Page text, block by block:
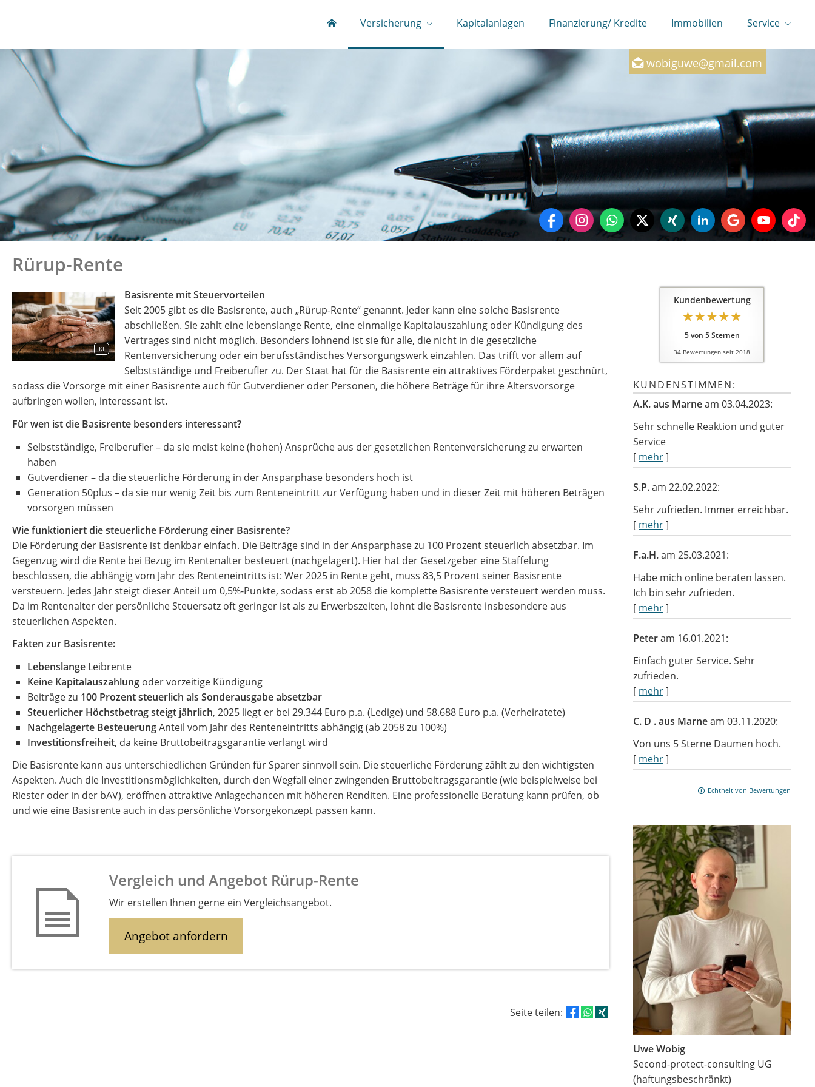
Versicherung Kapitalanlagen Finanzierung/ Kredite Immobilien Service
wobiguwe@gmail.com
Kundenbewertung
5von 5Sternen
34 Bewertungen seit 2018
KUNDENSTIMMEN:
A.K. aus Marneam 03.04.2023:
Sehr schnelle Reaktion und guter
Service
[ mehr]
S.P.am 22.02.2022:
Sehr zufrieden. Immer erreichbar.
[ mehr]
F.a.H.am 25.03.2021:
Habe mich online beraten lassen.
Ich bin sehr zufrieden.
[ mehr]
Peteram 16.01.2021:
Einfach guter Service. Sehr
zufrieden.
[ mehr]
C. D . aus Marneam 03.11.2020:
Von uns 5 Sterne Daumen hoch.
[ mehr]
Echtheit von Bewertungen
Uwe Wobig
Second-protect-consulting UG
(haftungsbeschränkt)
Rürup-Rente
KI
Basisrente mit Steuervorteilen
Seit 2005 gibt es die Basisrente, auch „Rürup-Rente“ genannt. Jeder kann eine solche Basisrente
abschließen. Sie zahlt eine lebenslange Rente, eine einmalige Kapitalauszahlung oder Kündigung des
Vertrages sind nicht möglich. Besonders lohnend ist sie für alle, die nicht in die gesetzliche
Rentenversicherung oder ein berufsständisches Versorgungswerk einzahlen. Das trifft vor allem auf
Selbstständige und Freiberufler zu. Der Staat hat für die Basisrente ein attraktives Förderpaket geschnürt,
sodass die Vorsorge mit einer Basisrente auch für Gutverdiener oder Personen, die höhere Beträge für ihre Altersvorsorge
aufbringen wollen, interessant ist.
Für wen ist die Basisrente besonders interessant?
Selbstständige, Freiberufler – da sie meist keine (hohen) Ansprüche aus der gesetzlichen Rentenversicherung zu erwarten
haben
Gutverdiener – da die steuerliche Förderung in der Ansparphase besonders hoch ist
Generation 50plus – da sie nur wenig Zeit bis zum Renteneintritt zur Verfügung haben und in dieser Zeit mit höheren Beträgen
vorsorgen müssen
Wie funktioniert die steuerliche Förderung einer Basisrente?
Die Förderung der Basisrente ist denkbar einfach. Die Beiträge sind in der Ansparphase zu 100 Prozent steuerlich absetzbar. Im
Gegenzug wird die Rente bei Bezug im Rentenalter besteuert (nachgelagert). Hier hat der Gesetzgeber eine Staffelung
beschlossen, die abhängig vom Jahr des Renteneintritts ist: Wer 2025 in Rente geht, muss 83,5 Prozent seiner Basisrente
versteuern. Jedes Jahr steigt dieser Anteil um 0,5%-Punkte, sodass erst ab 2058 die komplette Basisrente versteuert werden muss.
Da im Rentenalter der persönliche Steuersatz oft geringer ist als zu Erwerbszeiten, lohnt die Basisrente insbesondere aus
steuerlichen Aspekten.
Fakten zur Basisrente:
Lebenslange Leibrente
Keine Kapitalauszahlung oder vorzeitige Kündigung
Beiträge zu 100 Prozent steuerlich als Sonderausgabe absetzbar
Steuerlicher Höchstbetrag steigt jährlich, 2025 liegt er bei 29.344 Euro p.a. (Ledige) und 58.688 Euro p.a. (Verheiratete)
Nachgelagerte BesteuerungAnteil vom Jahr des Renteneintritts abhängig (ab 2058 zu 100%)
Investitionsfreiheit, da keine Bruttobeitragsgarantie verlangt wird
Die Basisrente kann aus unterschiedlichen Gründen für Sparer sinnvoll sein. Die steuerliche Förderung zählt zu den wichtigsten
Aspekten. Auch die Investitionsmöglichkeiten, durch den Wegfall einer zwingenden Bruttobeitragsgarantie (wie beispielweise bei
Riester oder in der bAV), eröffnen attraktive Anlagechancen mit höheren Renditen. Eine professionelle Beratung kann prüfen, ob
und wie eine Basisrente auch in das persönliche Vorsorgekonzept passen kann.
Vergleich und Angebot Rürup-Rente
Wir erstellen Ihnen gerne ein Vergleichsangebot.
Angebot anfordern
Seite teilen: